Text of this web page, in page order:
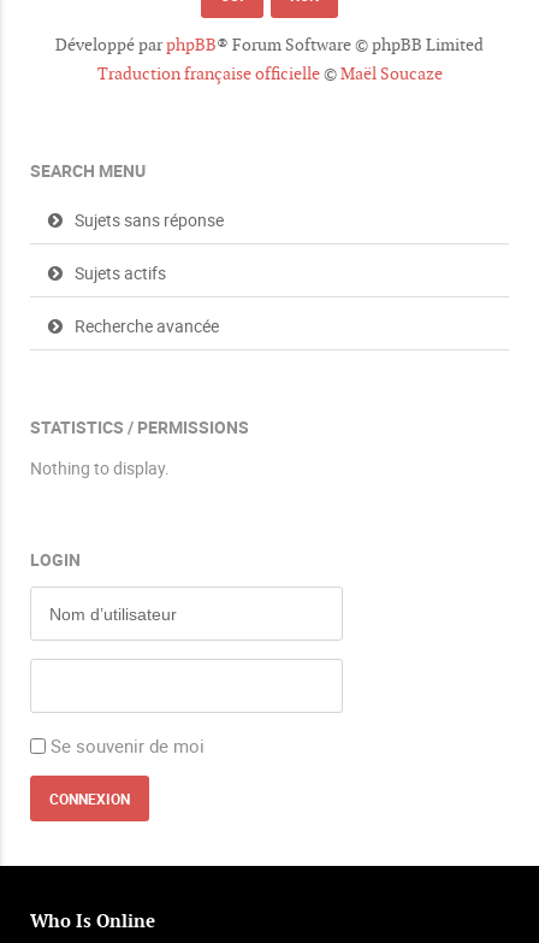
Développé parphpBB® Forum Software © phpBB Limited
Traduction française officielle©Maël Soucaze
SEARCH MENU
Sujets sans réponse
Sujets actifs
Recherche avancée
STATISTICS / PERMISSIONS
Nothing to display.
LOGIN
Se souvenir de moi
Who Is Online